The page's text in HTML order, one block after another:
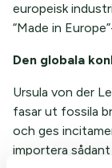
europeisk
“Made in
Den globala
Ursula von der
fasar ut fossila
och ges
importera